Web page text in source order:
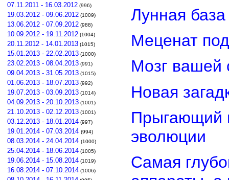
07.11.2011 - 16.03.2012 (996)
19.03.2012 - 09.06.2012 (1009)
13.06.2012 - 07.09.2012 (988)
10.09.2012 - 19.11.2012 (1004)
20.11.2012 - 14.01.2013 (1015)
15.01.2013 - 22.02.2013 (1000)
23.02.2013 - 08.04.2013 (991)
09.04.2013 - 31.05.2013 (1015)
01.06.2013 - 18.07.2013 (992)
19.07.2013 - 03.09.2013 (1014)
04.09.2013 - 20.10.2013 (1001)
21.10.2013 - 02.12.2013 (1001)
03.12.2013 - 18.01.2014 (997)
19.01.2014 - 07.03.2014 (994)
08.03.2014 - 24.04.2014 (1000)
25.04.2014 - 18.06.2014 (1005)
19.06.2014 - 15.08.2014 (1019)
16.08.2014 - 07.10.2014 (1006)
Лунная
Меценат
Мозг вашей
Новая
Прыгающий
эволюции
Самая